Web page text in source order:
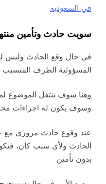
في السعودية
سويت حادث وتأمين
في حال وقع الحادث وليس
المسؤولية الطرف المتسبب
وهنا سوف ينتقل الموضوع
وسوف يكون له اجراءات
عند وقوع حادث مروري مع
الحادث ولأي سبب كان،
بدون تأمين